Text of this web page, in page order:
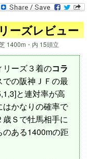
ーズレビュー
1400m・内 15頭立
ーズ３着のコラ
での阪神ＪＦの最
と連対率が高
かなりの確率で
Ｓで牡馬相手に
ある1400mの距